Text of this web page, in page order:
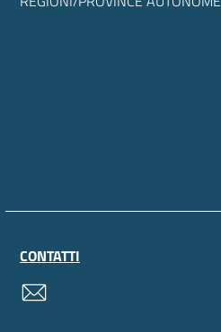
CONTATTI